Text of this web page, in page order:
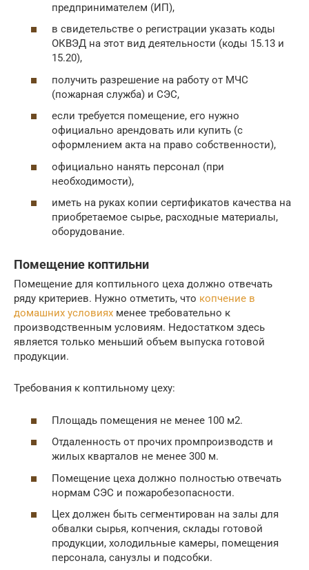
предпринимателем (ИП),
в свидетельстве о регистрации указать коды
ОКВЭД на этот вид деятельности (коды 15.13 и
15.20),
получить разрешение на работу от МЧС
(пожарная служба) и СЭС,
если требуется помещение, его нужно
официально арендовать или купить (с
оформлением акта на право собственности),
официально нанять персонал (при
необходимости),
иметь на руках копии сертификатов качества на
приобретаемое сырье, расходные материалы,
оборудование.
Помещение коптильни
Помещение для коптильного цеха должно отвечать
ряду критериев. Нужно отметить, что копчение в
домашних условиях менее требовательно к
производственным условиям. Недостатком здесь
является только меньший объем выпуска готовой
продукции.
Требования к коптильному цеху:
Площадь помещения не менее 100 м2.
Отдаленность от прочих промпроизводств и
жилых кварталов не менее 300 м.
Помещение цеха должно полностью отвечать
нормам СЭС и пожаробезопасности.
Цех должен быть сегментирован на залы для
обвалки сырья, копчения, склады готовой
продукции, холодильные камеры, помещения
персонала, санузлы и подсобки.